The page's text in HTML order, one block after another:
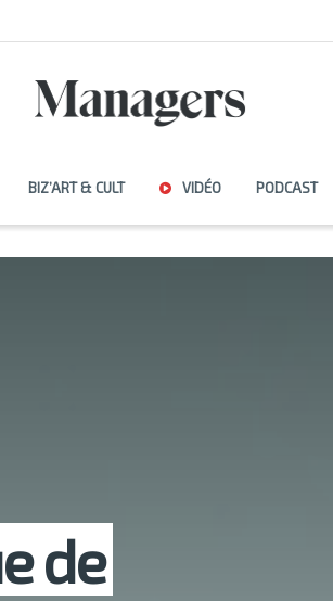
BIZ’ART & CULT VIDÉO PODCAST
de